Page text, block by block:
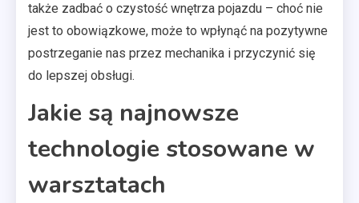
także zadbać o czystość wnętrza pojazdu – choć nie
jest to obowiązkowe, może to wpłynąć na pozytywne
postrzeganie nas przez mechanika i przyczynić się
do lepszej obsługi.
Jakie są najnowsze
technologie stosowane w
warsztatach